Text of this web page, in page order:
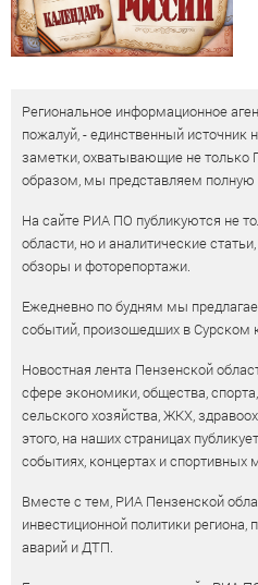
Региональное информационное
пожалуй, - единственный источник
заметки, охватывающие не только
образом, мы представляем полную
На сайте РИА ПО публикуются не
области, но и аналитические
обзоры и фоторепортажи.
Ежедневно по будням мы
событий, произошедших в Сурском
Новостная лента Пензенской
сфере экономики, общества,
сельского хозяйства, ЖКХ,
этого, на наших страницах
событиях, концертах и спортивных
Вместе с тем, РИА Пензенской
инвестиционной политики
аварий и ДТП.